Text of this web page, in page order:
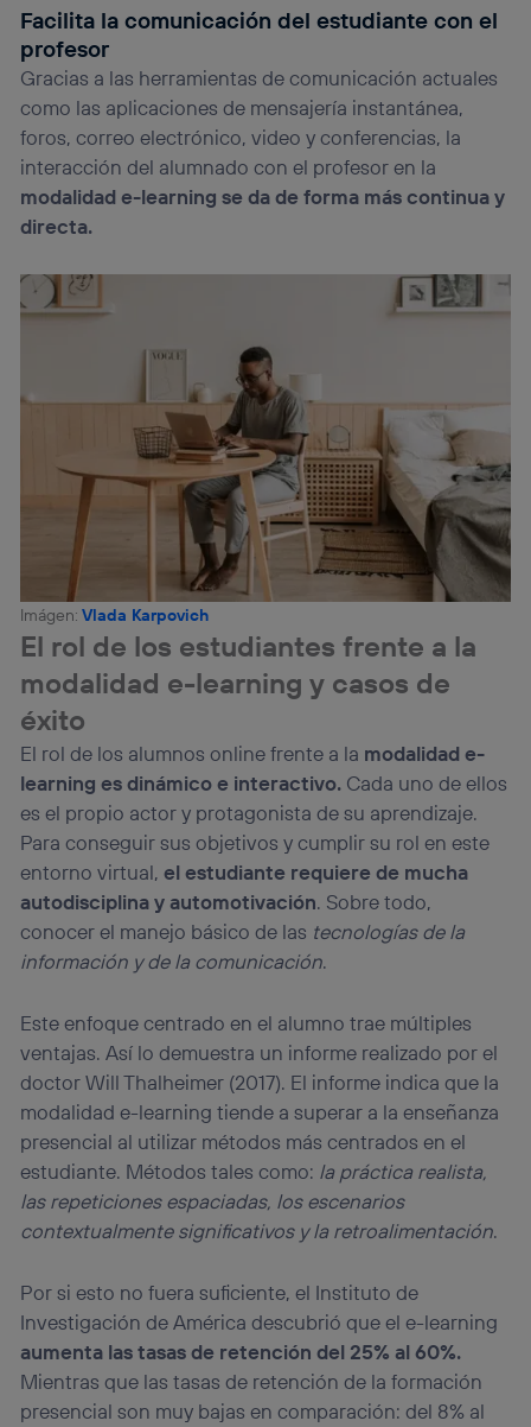
Facilita la comunicación del estudiante con el
profesor
Gracias a las herramientas de comunicación actuales
como las aplicaciones de mensajería instantánea,
foros, correo electrónico, video y conferencias, la
interacción del alumnado con el profesor en la
modalidad e-learning se da de forma más continua y
directa.
Imágen:Vlada Karpovich
El rol de los estudiantes frente a la
modalidad e-learning y casos de
éxito
El rol de los alumnos online frente a la modalidad e-
learning es dinámico e interactivo. Cada uno de ellos
es el propio actor y protagonista de su aprendizaje.
Para conseguir sus objetivos y cumplir su rol en este
entorno virtual,el estudiante requiere de mucha
autodisciplina y automotivación. Sobre todo,
conocer el manejo básico de las tecnologías de la
información y de la comunicación.
Este enfoque centrado en el alumno trae múltiples
ventajas. Así lo demuestra un informe realizado por el
doctor Will Thalheimer (2017). El informe indica que la
modalidad e-learning tiende a superar a la enseñanza
presencial al utilizar métodos más centrados en el
estudiante. Métodos tales como: la práctica realista,
las repeticiones espaciadas, los escenarios
contextualmente significativos y la retroalimentación.
Por si esto no fuera suficiente, el Instituto de
Investigación de América descubrió que el e-learning
aumenta las tasas de retención del 25% al 60%.
Mientras que las tasas de retención de la formación
presencial son muy bajas en comparación: del 8% al